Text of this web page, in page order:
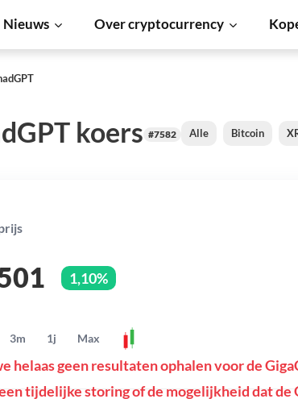
Nieuws Over cryptocurrency
koers #7582 Alle Bitcoin
1,10%
3m 1j Max
helaas geen resultaten ophalen voor de
tijdelijke storing of de mogelijkheid dat de